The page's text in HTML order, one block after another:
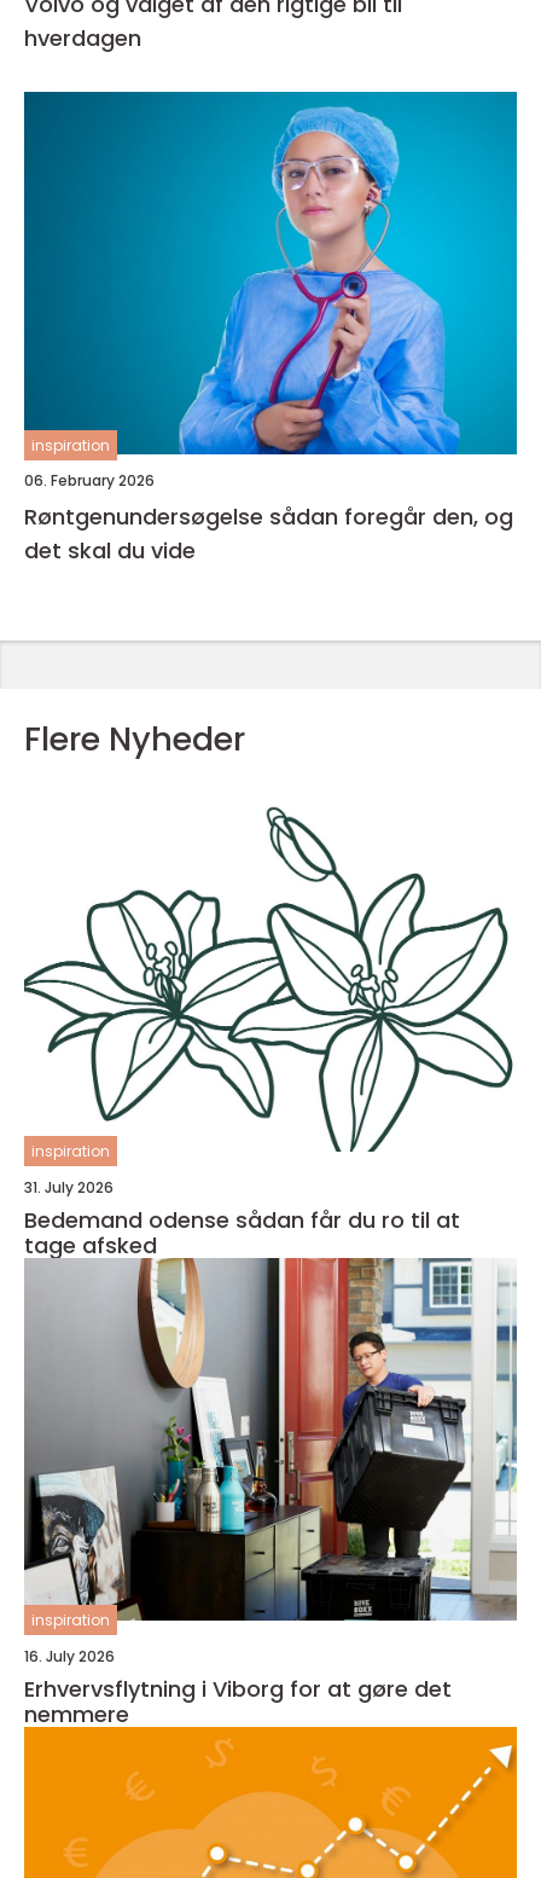
hverdagen
inspiration
06. February 2026
Røntgenundersøgelse sådan foregår den, og
det skal du vide
Flere Nyheder
inspiration
31. July 2026
Bedemand odense sådan får du ro til at
tage afsked
inspiration
16. July 2026
Erhvervsflytning i Viborg for at gøre det
nemmere